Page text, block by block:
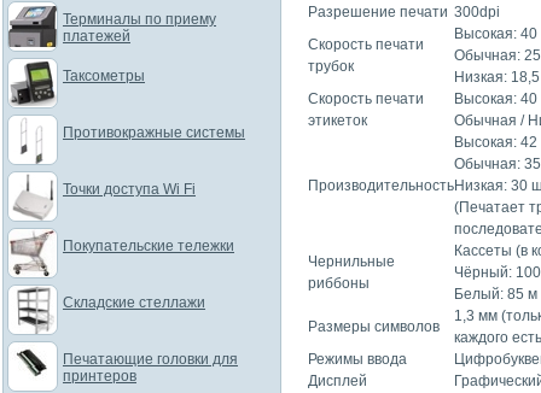
Разрешение печати 300dpi
Скорость печати
трубок
Высокая: 40
Обычная:
Низкая:
Скорость печати
этикеток
Высокая: 40
Обычная /
Производительность
Высокая:
Обычная:
Низкая: 30
(Печатает
Чернильные
риббоны
Кассеты (в
Чёрный:
Белый: 85 м
Размеры символов
1,3 мм
каждого
Режимы ввода
Дисплей
Терминалы по приему
платежей
Таксометры
Противокражные системы
Точки доступа Wi Fi
Покупательские тележки
Складские стеллажи
Печатающие головки для
принтеров